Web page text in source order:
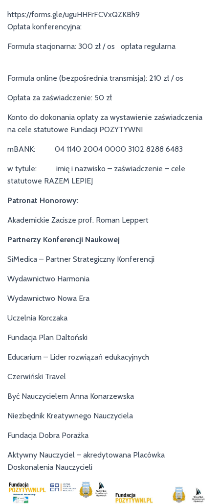
https://forms.gle/uguHHFrFCVxQZKBh9
Opłata konferencyjna:
Formuła stacjonarna: 300 zł / os opłata regularna
Formuła online (bezpośrednia transmisja): 210 zł / os
Opłata za zaświadczenie: 50 zł
Konto do dokonania opłaty za wystawienie zaświadczenia
na cele statutowe Fundacji POZYTYWNI
mBANK: 04 1140 2004 0000 3102 8288 6483
w tytule: imię i nazwisko – zaświadczenie – cele
statutowe RAZEM LEPIEJ
Patronat Honorowy:
Akademickie Zacisze prof. Roman Leppert
Partnerzy Konferencji Naukowej
SiMedica – Partner Strategiczny Konferencji
Wydawnictwo Harmonia
Wydawnictwo Nowa Era
Uczelnia Korczaka
Fundacja Plan Daltoński
Educarium – Lider rozwiązań edukacyjnych
Czerwiński Travel
Być Nauczycielem Anna Konarzewska
Niezbędnik Kreatywnego Nauczyciela
Fundacja Dobra Porażka
Aktywny Nauczyciel – akredytowana Placówka
Doskonalenia Nauczycieli